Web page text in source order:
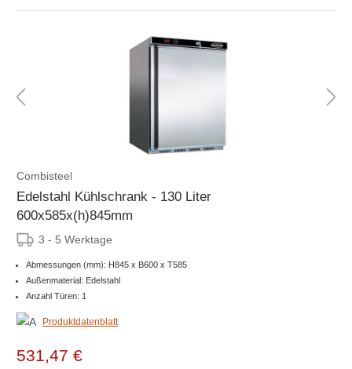
Combisteel
Edelstahl Kühlschrank - 130 Liter
600x585x(h)845mm
3 - 5 Werktage
Abmessungen (mm): H845 x B600 x T585
Außenmaterial: Edelstahl
Anzahl Türen: 1
Produktdatenblatt
531,47 €